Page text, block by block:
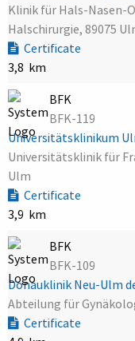
Klinik für Hals-Nasen-
Halschirurgie, 89075
Certificate
3,8 km
BFK
BFK-119
Universitätsklinikum
Universitätsklinik für
Ulm
Certificate
3,9 km
BFK
BFK-109
Donauklinik Neu-Ulm
Abteilung für
Certificate